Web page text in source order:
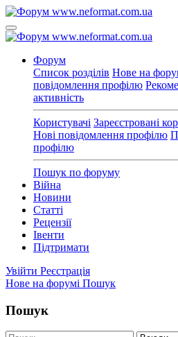
Форум
Список розділів Нове на
повідомлення профілю
активність
Користувачі Зареєстровані
Нові повідомлення профілю
профілю
Пошук по форуму
Війна
Новини
Статті
Рецензії
Івенти
Підтримати
Увійти Реєстрація
Нове на форумі Пошук
Пошук